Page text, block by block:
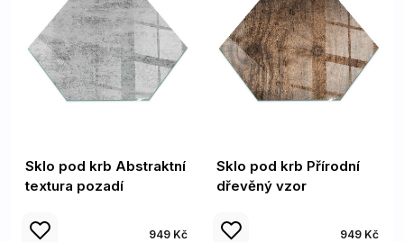
Sklo pod krb Abstraktní
textura pozadí
949 Kč
Sklo pod krb Přírodní
dřevěný vzor
949 Kč